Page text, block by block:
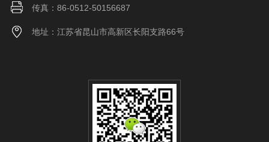
传真：86-0512-50156687
地址：江苏省昆山市高新区长阳支路66号